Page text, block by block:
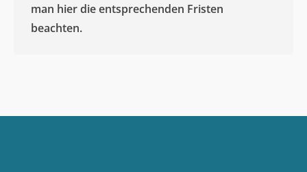
man hier die entsprechenden Fristen
beachten.